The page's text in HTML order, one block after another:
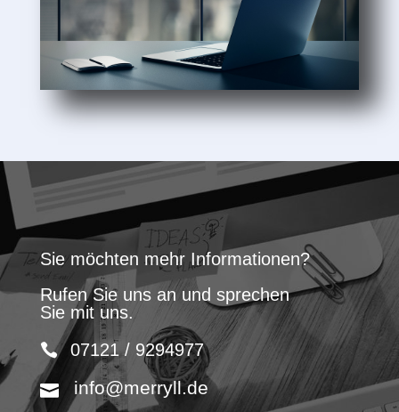
Sie möchten mehr Informationen?
Rufen Sie uns an und sprechen
Sie mit uns.
07121 / 9294977
info@merryll.de